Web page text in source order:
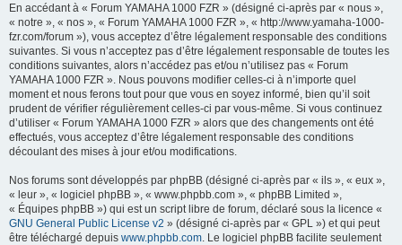
En accédant à « Forum YAMAHA 1000 FZR » (désigné ci-après par « nous »,
« notre », « nos », « Forum YAMAHA 1000 FZR », « http://www.yamaha-1000-
fzr.com/forum »), vous acceptez d’être légalement responsable des conditions
suivantes. Si vous n’acceptez pas d’être légalement responsable de toutes les
conditions suivantes, alors n’accédez pas et/ou n’utilisez pas « Forum
YAMAHA 1000 FZR ». Nous pouvons modifier celles-ci à n’importe quel
moment et nous ferons tout pour que vous en soyez informé, bien qu’il soit
prudent de vérifier régulièrement celles-ci par vous-même. Si vous continuez
d’utiliser « Forum YAMAHA 1000 FZR » alors que des changements ont été
effectués, vous acceptez d’être légalement responsable des conditions
découlant des mises à jour et/ou modifications.
Nos forums sont développés par phpBB (désigné ci-après par « ils », « eux »,
« leur », « logiciel phpBB », « www.phpbb.com », « phpBB Limited »,
« Équipes phpBB ») qui est un script libre de forum, déclaré sous la licence «
GNU General Public License v2 » (désigné ci-après par « GPL ») et qui peut
être téléchargé depuis www.phpbb.com. Le logiciel phpBB facilite seulement